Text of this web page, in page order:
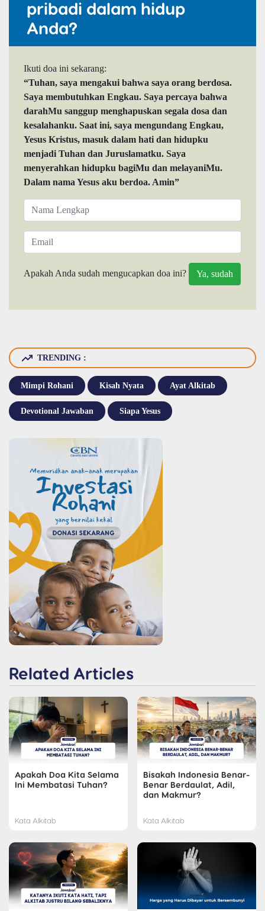
pribadi dalam hidup
Anda?
Ikuti doa ini sekarang:
“Tuhan, saya mengakui bahwa saya orang berdosa.
Saya membutuhkan Engkau. Saya percaya bahwa
darahMu sanggup menghapuskan segala dosa dan
kesalahanku. Saat ini, saya mengundang Engkau,
Yesus Kristus, masuk dalam hati dan hidupku
menjadi Tuhan dan Juruslamatku. Saya
menyerahkan hidupku bagiMu dan melayaniMu.
Dalam nama Yesus aku berdoa. Amin”
Apakah Anda sudah mengucapkan doa ini?
TRENDING :
Mimpi Rohani Kisah Nyata Ayat Alkitab
Devotional Jawaban Siapa Yesus
Related Articles
Apakah Doa Kita Selama
Ini Membatasi Tuhan?
Kata Alkitab
Bisakah Indonesia Benar-
Benar Berdaulat, Adil,
dan Makmur?
Kata Alkitab